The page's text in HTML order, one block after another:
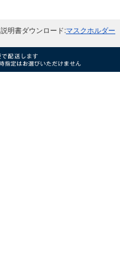
説明書ダウンロード:マスクホルダー